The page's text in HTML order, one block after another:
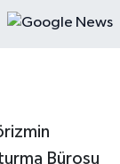
Bürosu